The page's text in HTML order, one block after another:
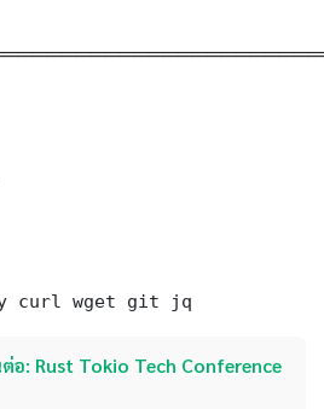
curl wget git jq
อ: Rust Tokio Tech Conference